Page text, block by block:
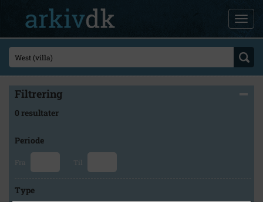
Filtrering
0 resultater
Periode
Fra Til
Type